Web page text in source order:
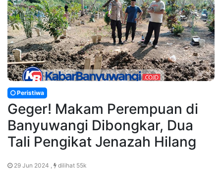
Peristiwa
Geger! Makam Perempuan di
Banyuwangi Dibongkar, Dua
Tali Pengikat Jenazah Hilang
29 Jun 2024 , dilihat 55k